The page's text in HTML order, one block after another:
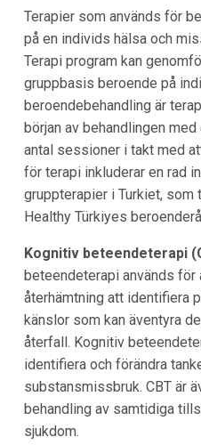
Terapier som används för
på en individs hälsa och
Terapi program kan
gruppbasis beroende på
beroendebehandling är
början av behandlingen
antal sessioner i takt med
för terapi inkluderar en rad
gruppterapier i Turkiet,
Healthy Türkiyes
Kognitiv beteendeterapi
beteendeterapi används för
återhämtning att identifiera
känslor som kan äventyra
återfall. Kognitiv
identifiera och förändra
substansmissbruk. CBT är
behandling av samtidiga
sjukdom.